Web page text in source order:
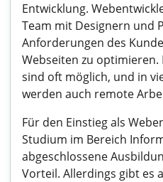
Entwicklung.
Team mit Designern und
Anforderungen des
Webseiten zu optimieren.
sind oft möglich, und in
werden auch remote
Für den Einstieg als
Studium im Bereich
abgeschlossene
Vorteil. Allerdings gibt es